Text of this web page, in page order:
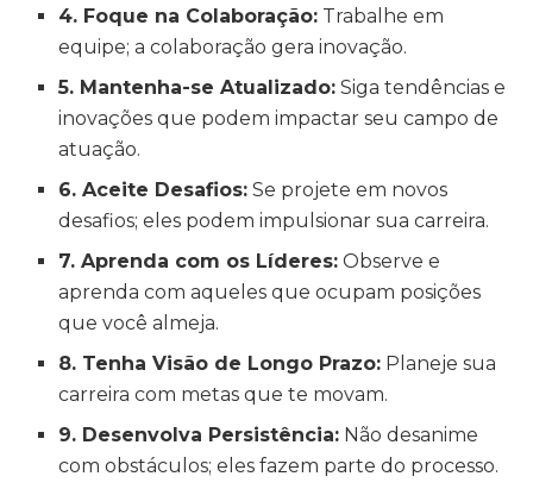
4. Foque na Colaboração: Trabalhe em
equipe; a colaboração gera inovação.
5. Mantenha-se Atualizado: Siga tendências e
inovações que podem impactar seu campo de
atuação.
6. Aceite Desafios: Se projete em novos
desafios; eles podem impulsionar sua carreira.
7. Aprenda com os Líderes: Observe e
aprenda com aqueles que ocupam posições
que você almeja.
8. Tenha Visão de Longo Prazo: Planeje sua
carreira com metas que te movam.
9. Desenvolva Persistência: Não desanime
com obstáculos; eles fazem parte do processo.